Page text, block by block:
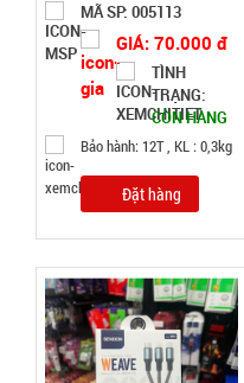
MÃ SP: 005113
GIÁ: 70.000 đ
TÌNH
TRẠNG:
CÒN HÀNG
Bảo hành: 12T , KL : 0,3kg
Đặt hàng